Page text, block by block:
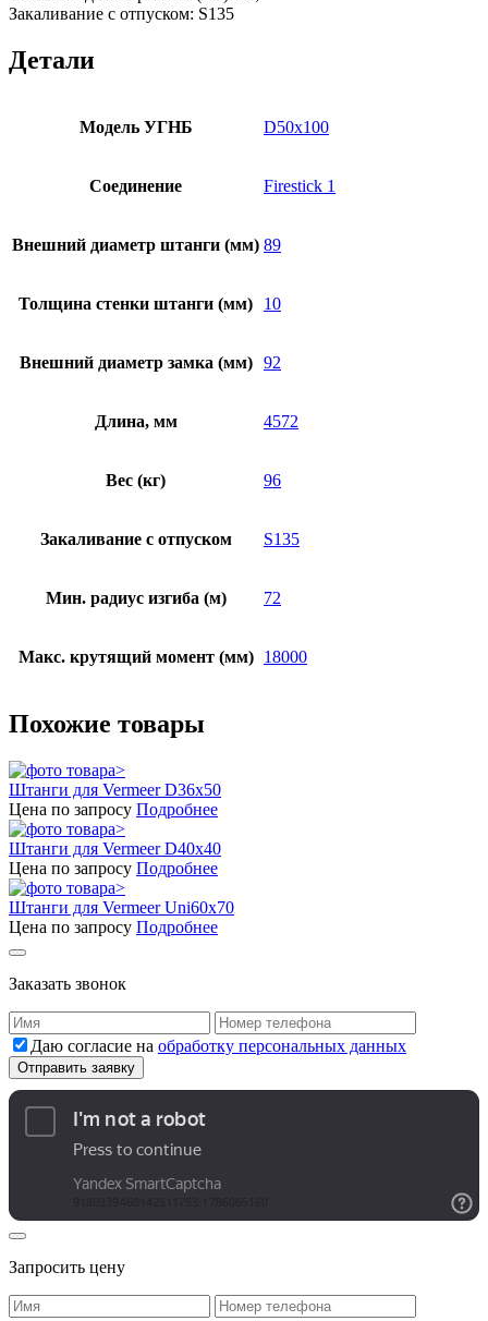
Закаливание с отпуском: S135
Детали
Модель УГНБ D50x100
Соединение Firestick 1
Внешний диаметр штанги (мм) 89
Толщина стенки штанги (мм) 10
Внешний диаметр замка (мм) 92
Длина, мм 4572
Вес (кг) 96
Закаливание с отпуском S135
Мин. радиус изгиба (м) 72
Макс. крутящий момент (мм) 18000
Похожие товары
Штанги для Vermeer D36x50
Цена по запросу Подробнее
Штанги для Vermeer D40x40
Цена по запросу Подробнее
Штанги для Vermeer Uni60x70
Цена по запросу Подробнее
Заказать звонок
Даю согласие на обработку персональных данных
Запросить цену